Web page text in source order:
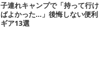
子連れキャンプで「持って行け
ばよかった…」後悔しない便利
ギア13選